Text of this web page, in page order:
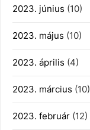
2023. június (10)
2023. május (10)
2023. április (4)
2023. március (10)
2023. február (12)